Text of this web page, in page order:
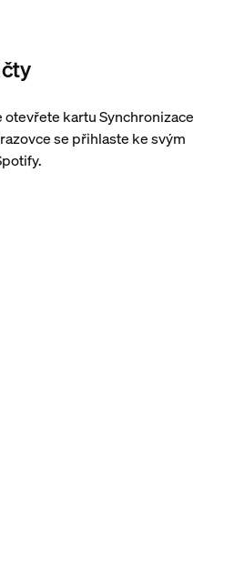
kartu Synchronizace
se přihlaste ke svým